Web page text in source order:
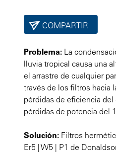
COMPARTIR
Problema: La
lluvia tropical causa una
el arrastre de cualquier
través de los filtros hacia
pérdidas de eficiencia
pérdidas de potencia del
Solución: Filtros
Er5 | W5 | P1 de